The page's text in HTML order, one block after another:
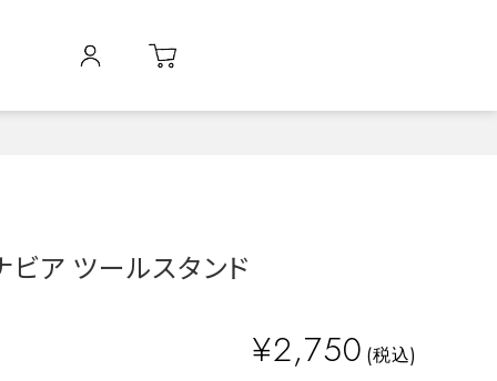
ビア ツールスタンド
¥2,750 (税込)